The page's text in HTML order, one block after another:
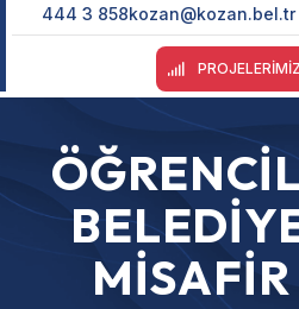
444 3 858kozan@kozan.bel.tr
PROJELERİMİZ